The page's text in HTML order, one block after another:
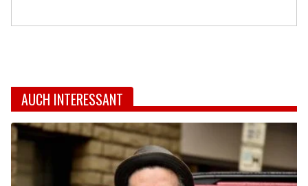
AUCH INTERESSANT